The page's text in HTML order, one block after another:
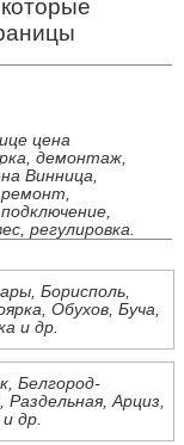
цена
демонтаж,
Винница,
ремонт,
регулировка.
Борисполь,
Обухов, Буча,
и др.
Белгород-
Арциз,
др.